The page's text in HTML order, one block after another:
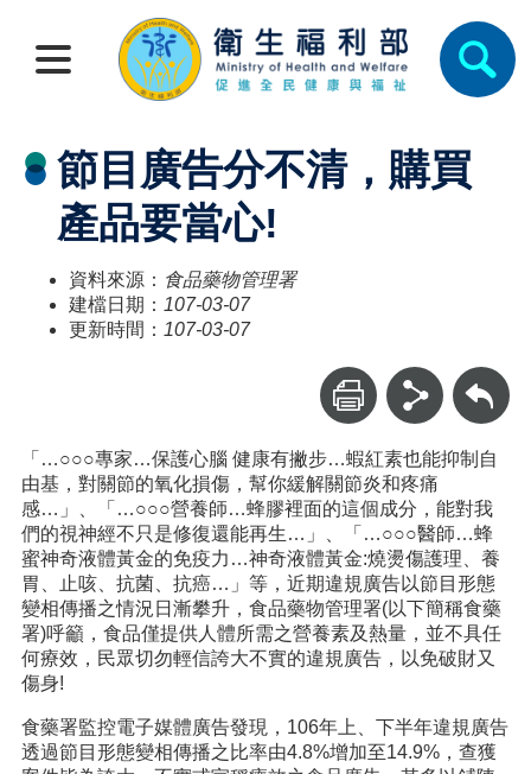
節目廣告分不清，購買
產品要當心!
資料來源： 食品藥物管理署
建檔日期： 107-03-07
更新時間： 107-03-07
回上一頁
「…○○○專家…保護心腦 健康有撇步…蝦紅素也能抑制自
由基，對關節的氧化損傷，幫你緩解關節炎和疼痛
感…」、「…○○○營養師…蜂膠裡面的這個成分，能對我
們的視神經不只是修復還能再生…」、「…○○○醫師…蜂
蜜神奇液體黃金的免疫力…神奇液體黃金:燒燙傷護理、養
胃、止咳、抗菌、抗癌…」等，近期違規廣告以節目形態
變相傳播之情況日漸攀升，食品藥物管理署(以下簡稱食藥
署)呼籲，食品僅提供人體所需之營養素及熱量，並不具任
何療效，民眾切勿輕信誇大不實的違規廣告，以免破財又
傷身!
食藥署監控電子媒體廣告發現，106年上、下半年違規廣告
透過節目形態變相傳播之比率由4.8%增加至14.9%，查獲